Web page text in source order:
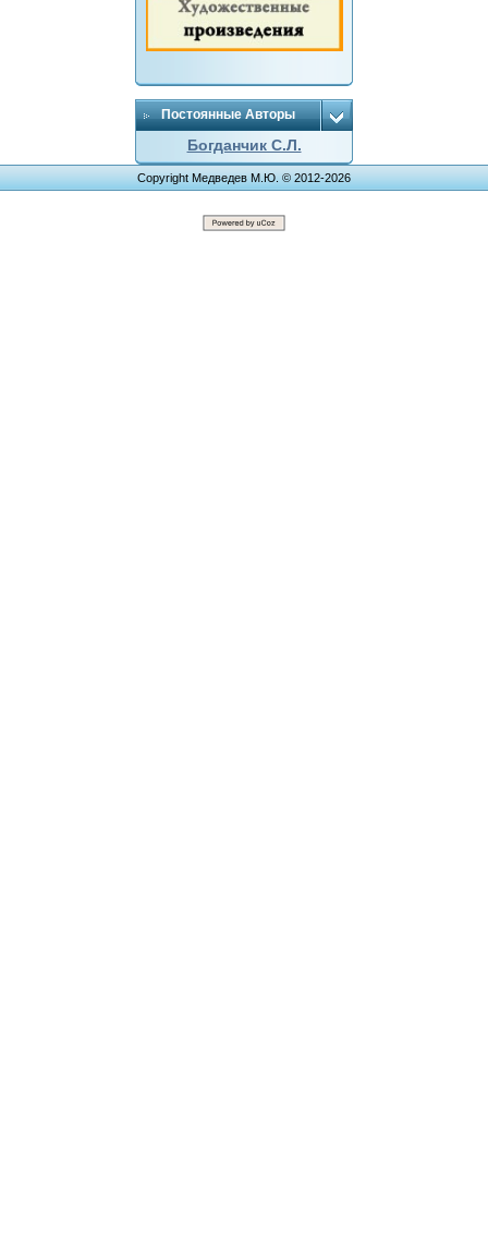
Постоянные Авторы
Богданчик С.Л.
Copyright Медведев М.Ю. © 2012-2026